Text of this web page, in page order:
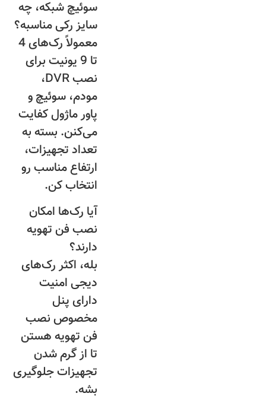
سوئیچ شبکه، چه
سایز رکی مناسبه؟
معمولاً رک‌های 4
تا 9 یونیت برای
نصب DVR،
مودم، سوئیچ و
پاور ماژول کفایت
می‌کنن. بسته به
تعداد تجهیزات،
ارتفاع مناسب رو
انتخاب کن.
آیا رک‌ها امکان
نصب فن تهویه
دارند؟
بله، اکثر رک‌های
دیجی امنیت
دارای پنل
مخصوص نصب
فن تهویه هستن
تا از گرم شدن
تجهیزات جلوگیری
بشه.